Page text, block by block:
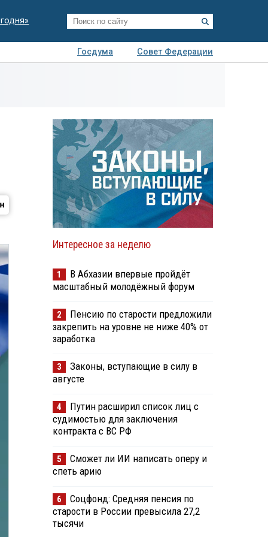
Госдума
Совет Федерации
Интересное за неделю
1
В Абхазии впервые пройдёт
масштабный молодёжный форум
2
Пенсию по старости предложили
закрепить на уровне не ниже 40% от
заработка
3
Законы, вступающие в силу в
августе
4
Путин расширил список лиц с
судимостью для заключения
контракта с ВС РФ
5
Сможет ли ИИ написать оперу и
спеть арию
6
Соцфонд: Средняя пенсия по
старости в России превысила 27,2
тысячи